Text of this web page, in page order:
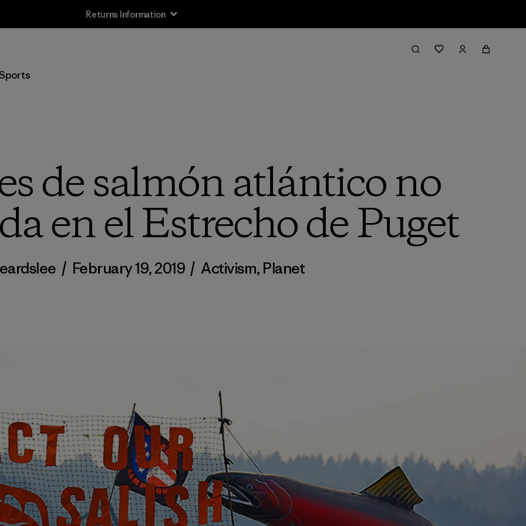
Returns Information
de salmón atlántico no
en el Estrecho de Puget
/ February 19, 2019 / Activism, Planet